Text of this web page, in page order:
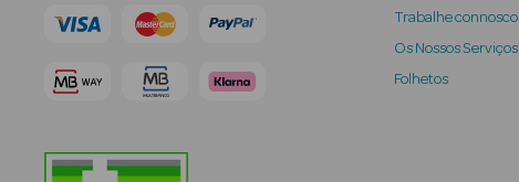
Trabalhe connosco
Os Nossos Serviços
Folhetos